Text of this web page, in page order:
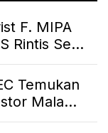
F. MIPA
Rintis Se...
Temukan
Mala...